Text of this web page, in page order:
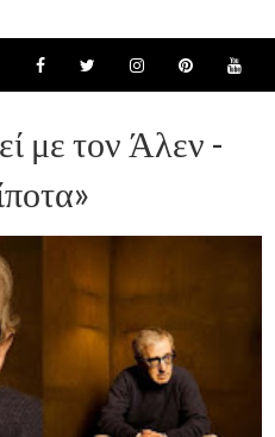
με τον Άλεν -